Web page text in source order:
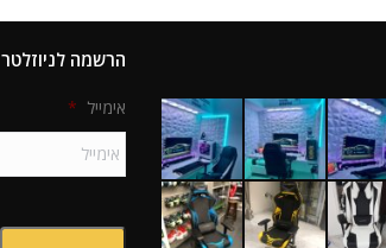
הרשמה לניוזלטר
אימייל *